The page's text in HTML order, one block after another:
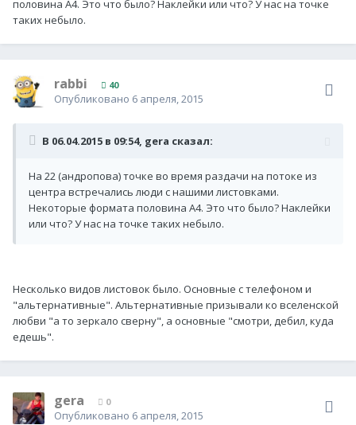
половина А4. Это что было? Наклейки или что? У нас на точке
таких небыло.
rabbi 40
Опубликовано 6 апреля, 2015
В 06.04.2015 в 09:54, gera сказал:
На 22 (андропова) точке во время раздачи на потоке из
центра встречались люди с нашими листовками.
Некоторые формата половина А4. Это что было? Наклейки
или что? У нас на точке таких небыло.
Несколько видов листовок было. Основные с телефоном и
"альтернативные". Альтернативные призывали ко вселенской
любви "а то зеркало сверну", а основные "смотри, дебил, куда
едешь".
gera 0
Опубликовано 6 апреля, 2015